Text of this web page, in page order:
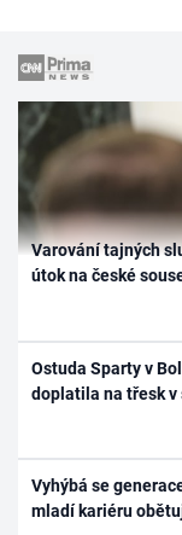
Varování tajných
útok na české
Ostuda Sparty v
doplatila na třesk v
Vyhýbá se
mladí kariéru